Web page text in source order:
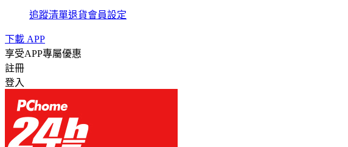
追蹤清單退貨會員設定
下載 APP
享受APP專屬優惠
註冊
登入